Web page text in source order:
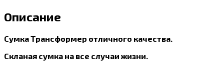
Описание
Сумка Трансформер отличного качества.
Скланая сумка на все случаи жизни.